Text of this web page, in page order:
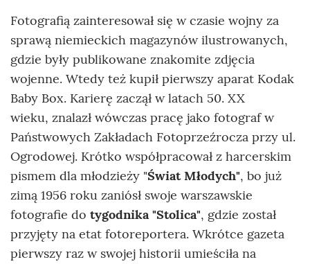
Fotografią zainteresował się w czasie wojny za
sprawą niemieckich magazynów ilustrowanych,
gdzie były publikowane znakomite zdjęcia
wojenne. Wtedy też kupił pierwszy aparat Kodak
Baby Box. Karierę zaczął w latach 50. XX
wieku, znalazł wówczas pracę jako fotograf w
Państwowych Zakładach Fotoprzeźrocza przy ul.
Ogrodowej. Krótko współpracował z harcerskim
pismem dla młodzieży "Świat Młodych", bo już
zimą 1956 roku zaniósł swoje warszawskie
fotografie do tygodnika "Stolica", gdzie został
przyjęty na etat fotoreportera. Wkrótce gazeta
pierwszy raz w swojej historii umieściła na